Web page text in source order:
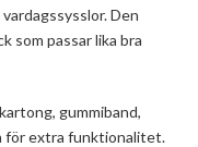
Den
som passar lika bra
gummiband,
för extra funktionalitet.